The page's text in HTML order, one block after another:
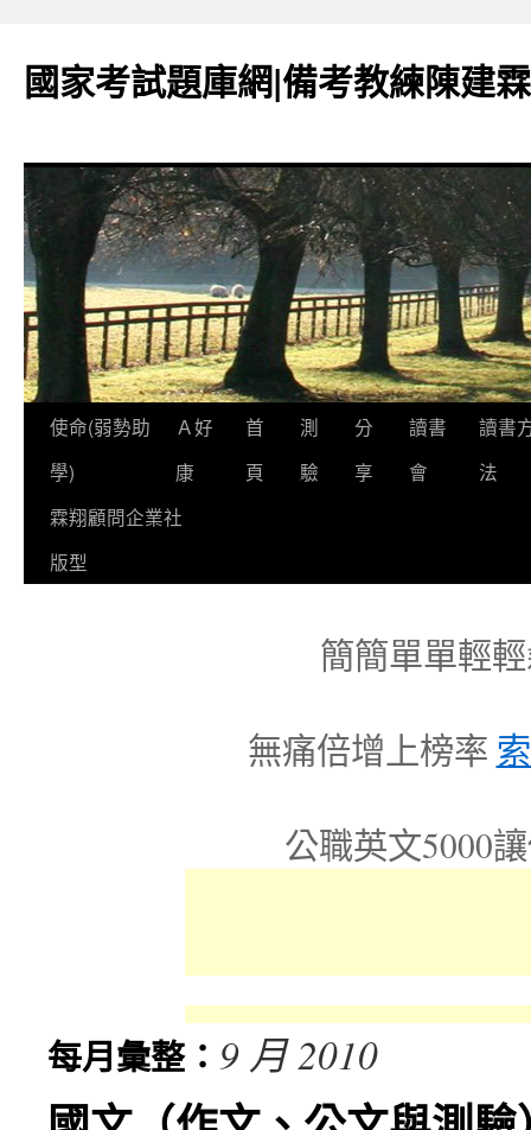
國家考試題庫網|備考教練陳建霖
跳使命(弱勢助
學)
Ａ好
康
首
頁
測
驗
分
享
讀書
會
讀書
法
霖翔顧問企業社
版型
簡簡單單輕
無痛倍增上榜率
公職英文5000
每月彙整： 9 月 2010